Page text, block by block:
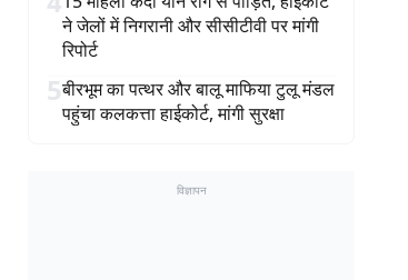
ने जेलों में निगरानी और सीसीटीवी पर मांगी
रिपोर्ट
5बीरभूम का पत्थर और बालू माफिया टुलू मंडल
पहुंचा कलकत्ता हाईकोर्ट, मांगी सुरक्षा
विज्ञापन